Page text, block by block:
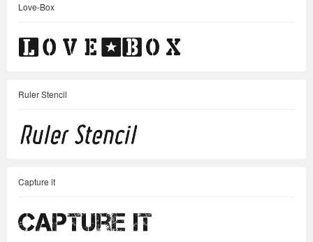
Love-Box
Ruler Stencil
Capture it